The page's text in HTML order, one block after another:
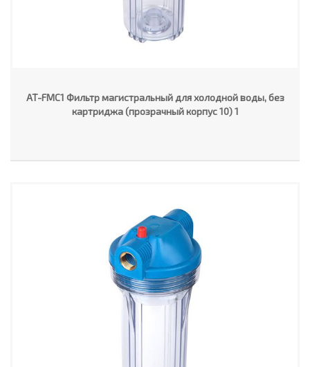
AT-FMC1 Фильтр магистральный для холодной воды, без
картриджа (прозрачный корпус 10) 1